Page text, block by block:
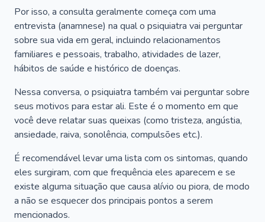
Por isso, a consulta geralmente começa com uma
entrevista (anamnese) na qual o psiquiatra vai perguntar
sobre sua vida em geral, incluindo relacionamentos
familiares e pessoais, trabalho, atividades de lazer,
hábitos de saúde e histórico de doenças.
Nessa conversa, o psiquiatra também vai perguntar sobre
seus motivos para estar ali. Este é o momento em que
você deve relatar suas queixas (como tristeza, angústia,
ansiedade, raiva, sonolência, compulsões etc.).
É recomendável levar uma lista com os sintomas, quando
eles surgiram, com que frequência eles aparecem e se
existe alguma situação que causa alívio ou piora, de modo
a não se esquecer dos principais pontos a serem
mencionados.